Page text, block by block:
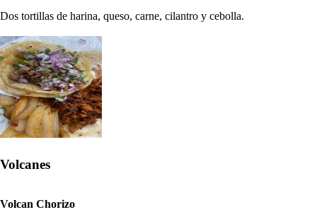
Dos tortillas de harina, queso, carne, cilantro y cebolla.
Volcanes
Volcan Chorizo